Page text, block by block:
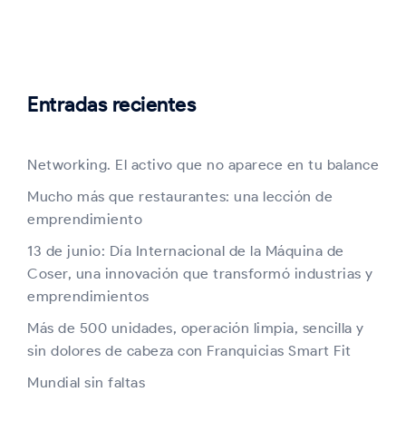
Entradas recientes
Networking. El activo que no aparece en tu balance
Mucho más que restaurantes: una lección de
emprendimiento
13 de junio: Día Internacional de la Máquina de
Coser, una innovación que transformó industrias y
emprendimientos
Más de 500 unidades, operación limpia, sencilla y
sin dolores de cabeza con Franquicias Smart Fit
Mundial sin faltas